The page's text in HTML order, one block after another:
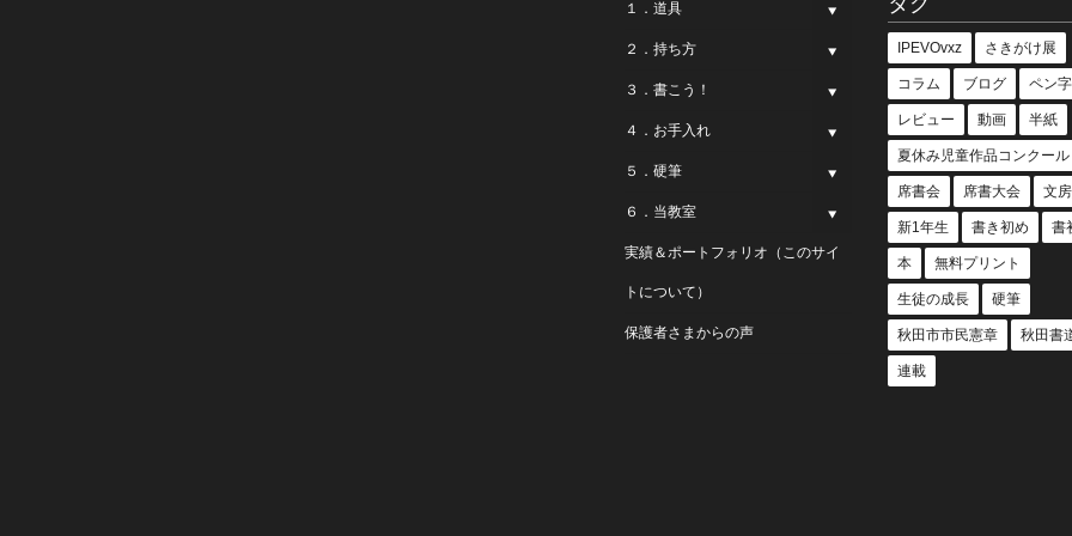
１．道具
２．持ち方
３．書こう！
４．お手入れ
５．硬筆
６．当教室
実績＆ポートフォリオ（このサイ
トについて）
保護者さまからの声
IPEVOvxz さきがけ展
コラム ブログ ペン字
レビュー 動画 半紙
夏休み児童作品コンクール
席書会 席書大会 文
新1年生 書き初め 書
本 無料プリント
生徒の成長 硬筆
秋田市市民憲章 秋田書
連載